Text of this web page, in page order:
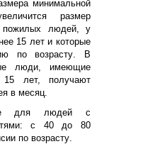
минимальной
размер
пожилых людей,
у
15 лет и которые
по возрасту
В
люди, имеющие
лет, получают
в месяц.
для людей с
с 40 до 80
по возрасту